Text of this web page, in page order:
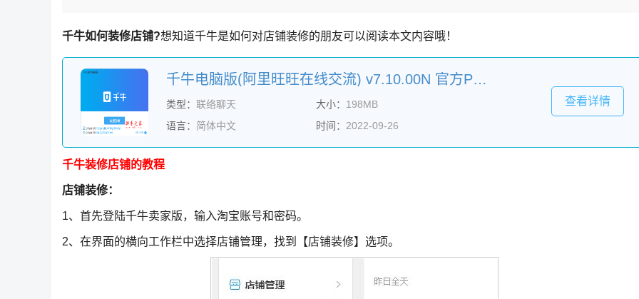
千牛如何装修店铺?想知道千牛是如何对店铺装修的朋友可以阅读本文内容哦！
千牛电脑版(阿里旺旺在线交流) v7.10.00N 官方PC安装版
类型： 联络聊天 大小： 198MB
语言： 简体中文 时间： 2022-09-26
查看详情
千牛装修店铺的教程
店铺装修：
1、首先登陆千牛卖家版，输入淘宝账号和密码。
2、在界面的横向工作栏中选择店铺管理，找到【店铺装修】选项。